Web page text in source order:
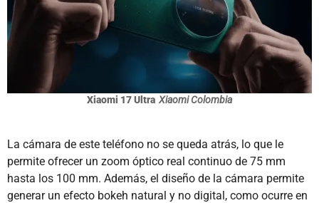
Xiaomi 17 Ultra Xiaomi Colombia
La cámara de este teléfono no se queda atrás, lo que le
permite ofrecer un zoom óptico real continuo de 75 mm
hasta los 100 mm. Además, el diseño de la cámara permite
generar un efecto bokeh natural y no digital, como ocurre en